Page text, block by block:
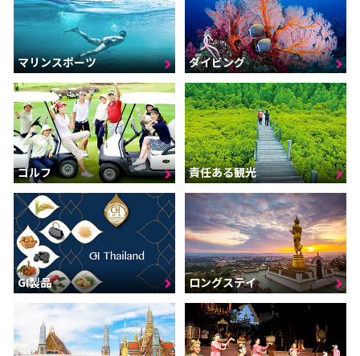
マリンスポーツ ダイビング
ゴルフ 責任ある観光
GI製品 ロングステイ